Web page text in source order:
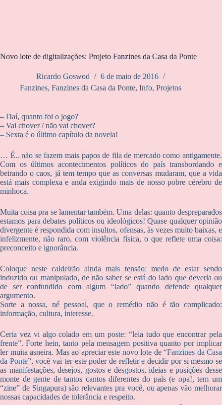
Novo lote de digitalizações: Projeto Fanzines da Casa da Ponte
Ricardo Goswod
6 de maio de 2016
Fanzines, Fanzines da Casa da Ponte, Info, Projetos
– Daí, quanto foi o jogo?
– Vai chover / não vai chover?
– Sexta é o último capítulo da novela!
… É.. não se fazem mais papos de fila de mercado como antigamente.
Com os últimos acontecimentos políticos do país transbordando e
beirando o caos, já tem tempo que as conversas mudaram, que a vida
está mais complexa e anda exigindo mais de nosso pobre cérebro de
minhoca.
Muita coisa pra se lamentar também. Uma delas: quanto despreparados
estamos para debates políticos ou ideológicos! Quase qualquer opinião
divergente é respondida com insultos, ofensas, às vezes muito baixas, e
infelizmente, não raro, com violência física, o que reflete uma coisa:
preconceito e ignorância.
Coloque neste caldeirão ainda mais tensão: medo de estar sendo
induzido ou manipulado, de não saber se está do lado que deveria ou
de ser confundido com algum “lado” quando defende qualquer
argumento.
Sorte a nossa, né pessoal, que o remédio não é tão complicado:
informação, cultura, interesse.
Certa vez vi algo colado em um poste: “leia tudo que encontrar pela
frente”. Forte hein, tanto pela mensagem positiva quanto por implicar
ler muita asneira. Mas ao apreciar este novo lote de “Fanzines da Casa
da Ponte”, você vai ter este poder de refletir e decidir por si mesmo se
as manifestações, desejos, gostos e desgostos, ideias e posições desse
monte de gente de tantos cantos diferentes do país (e opa!, tem um
“zine” de Singapura) são relevantes pra você, ou apenas vão melhorar
nossas capacidades de tolerância e respeito.